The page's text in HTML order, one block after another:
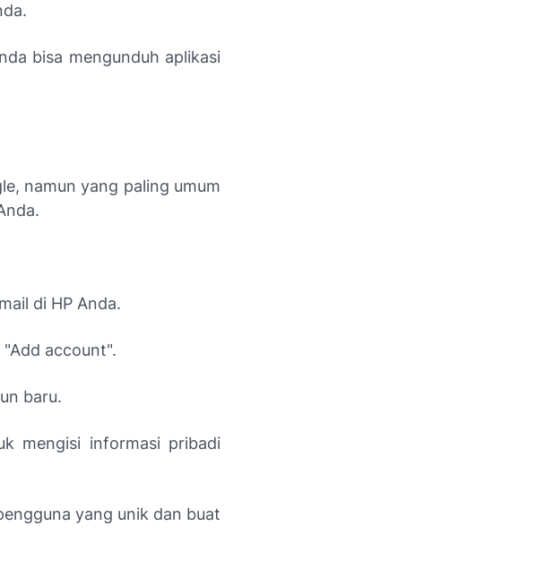
bisa mengunduh aplikasi
namun yang paling umum
di HP Anda.
account".
baru.
mengisi informasi pribadi
yang unik dan buat